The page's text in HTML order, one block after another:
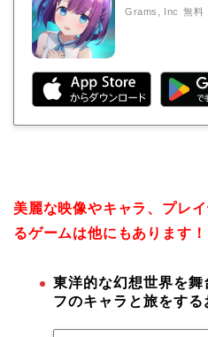
Grams, Inc 無料
美麗な映像やキャラ、プレ
るゲームは他にもあります！
東洋的な幻想世界を
フのキャラと旅をす